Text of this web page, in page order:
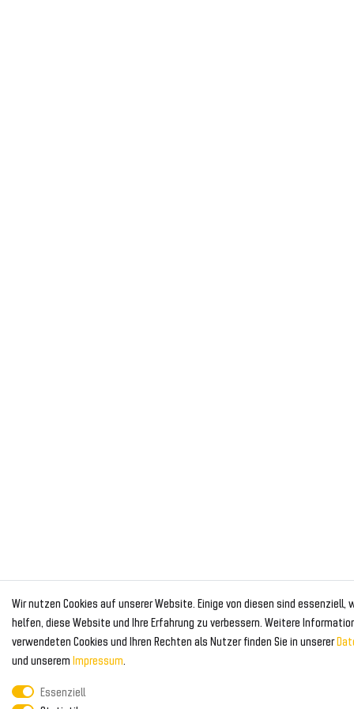
Wir nutzen Cookies auf unserer Website. Einige von diesen sind essenziell,
helfen, diese Website und Ihre Erfahrung zu verbessern. Weitere
verwendeten Cookies und Ihren Rechten als Nutzer finden Sie in unserer
und unserem Impressum.
Essenziell